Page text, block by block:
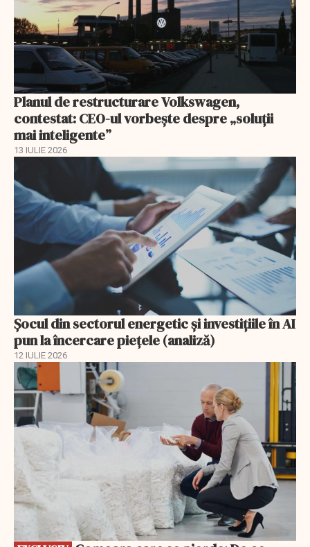
Planul de restructurare Volkswagen,
contestat: CEO-ul vorbește despre „soluții
mai inteligente”
13 IULIE 2026
Șocul din sectorul energetic și investițiile în AI
pun la încercare piețele (analiză)
12 IULIE 2026
EXCLUSIV